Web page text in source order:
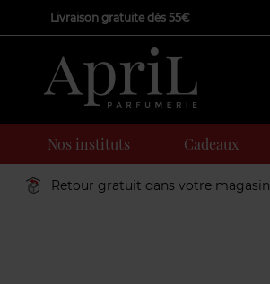
Livraison gratuite dès 55€
Nos instituts Cadeaux
Retour gratuit dans votre magasin